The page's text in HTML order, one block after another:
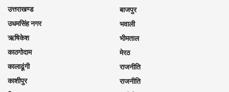
उत्तराखण्ड
उधमसिंह नगर
ऋषिकेश
काठगोदाम
कालाढूंगी
काशीपुर
बाजपुर
भवाली
भीमताल
मेरठ
राजनीति
राजनीति